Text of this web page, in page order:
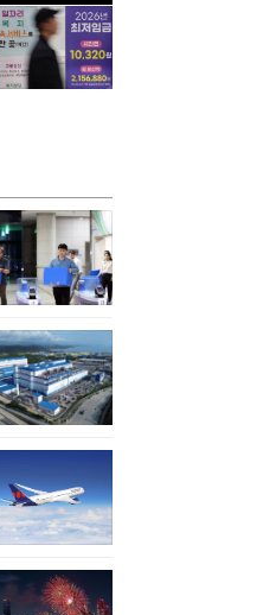
制を点